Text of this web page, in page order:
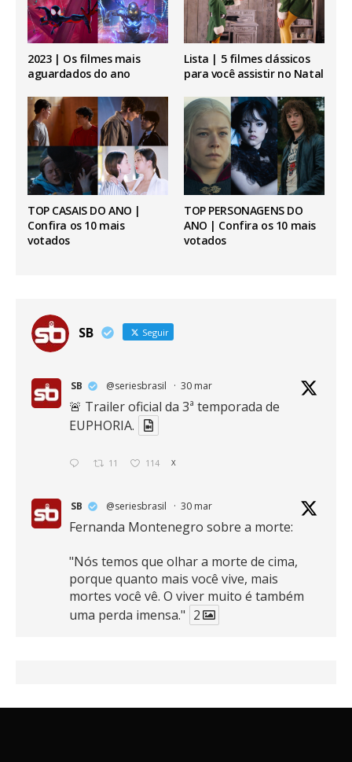
2023 | Os filmes mais
aguardados do ano
Lista | 5 filmes clássicos
para você assistir no Natal
TOP CASAIS DO ANO |
Confira os 10 mais
votados
TOP PERSONAGENS DO
ANO | Confira os 10 mais
votados
SB Seguir
SB @seriesbrasil · 30 mar
🚨 Trailer oficial da 3ª temporada de
EUPHORIA.
11 114 X
SB @seriesbrasil · 30 mar
Fernanda Montenegro sobre a morte:
"Nós temos que olhar a morte de cima,
porque quanto mais você vive, mais
mortes você vê. O viver muito é também
uma perda imensa." 2